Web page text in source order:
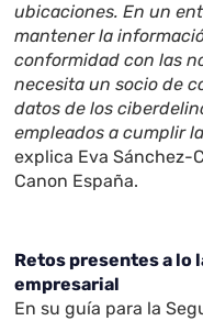
ubicaciones. En un
mantener la
conformidad con las
necesita un socio de
datos de los
empleados a cumplir
explica Eva Sánchez-
Canon España.
Retos presentes a lo
empresarial
En su guía para la